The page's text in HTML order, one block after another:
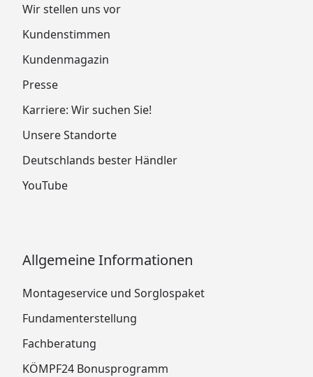
Wir stellen uns vor
Kundenstimmen
Kundenmagazin
Presse
Karriere: Wir suchen Sie!
Unsere Standorte
Deutschlands bester Händler
YouTube
Allgemeine Informationen
Montageservice und Sorglospaket
Fundamenterstellung
Fachberatung
KÖMPF24 Bonusprogramm